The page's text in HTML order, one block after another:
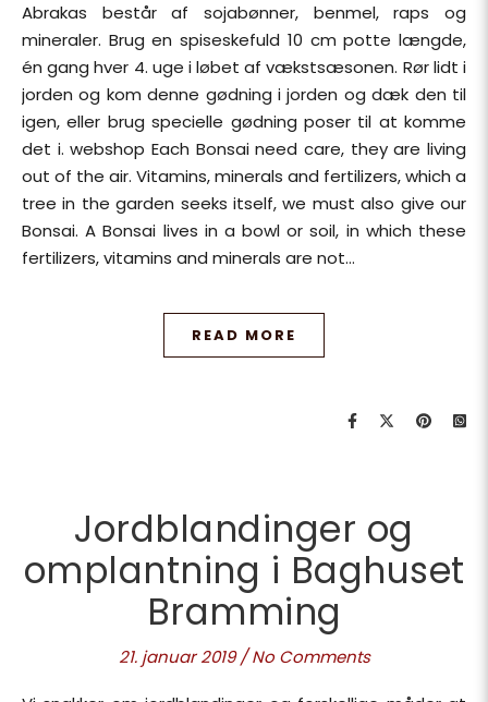
Abrakas består af sojabønner, benmel, raps og
mineraler. Brug en spiseskefuld 10 cm potte længde,
én gang hver 4. uge i løbet af vækstsæsonen. Rør lidt i
jorden og kom denne gødning i jorden og dæk den til
igen, eller brug specielle gødning poser til at komme
det i. webshop Each Bonsai need care, they are living
out of the air. Vitamins, minerals and fertilizers, which a
tree in the garden seeks itself, we must also give our
Bonsai. A Bonsai lives in a bowl or soil, in which these
fertilizers, vitamins and minerals are not…
READ MORE
Jordblandinger og
omplantning i Baghuset
Bramming
21. januar 2019 / No Comments